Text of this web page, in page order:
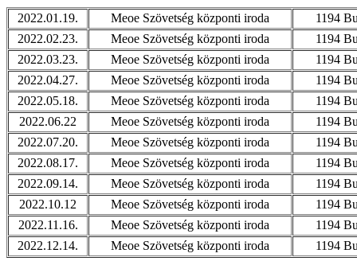
2022.01.19. Meoe Szövetség központi iroda
1194
2022.02.23.
Meoe Szövetség központi iroda
1194
2022.03.23.
Meoe Szövetség központi iroda
1194
2022.04.27.
Meoe Szövetség központi iroda
1194
2022.05.18.
Meoe Szövetség központi iroda
1194
2022.06.22
Meoe Szövetség központi iroda
1194
2022.07.20.
Meoe Szövetség központi iroda
1194
2022.08.17.
Meoe Szövetség központi iroda
1194
2022.09.14.
Meoe Szövetség központi iroda
1194
2022.10.12
Meoe Szövetség központi iroda
1194
2022.11.16.
Meoe Szövetség központi iroda
1194
2022.12.14.
Meoe Szövetség központi iroda 1194